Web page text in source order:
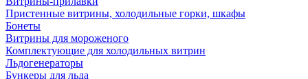
Пристенные витрины, холодильные горки, шкафы
Бонеты
Витрины для мороженого
Комплектующие для холодильных витрин
Льдогенераторы
Бункеры для льда